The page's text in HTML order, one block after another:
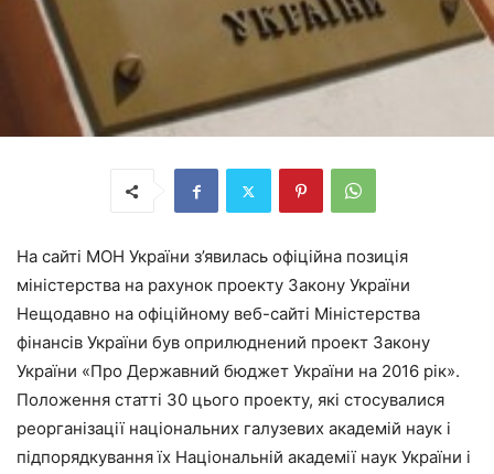
На сайті МОН України з’явилась офіційна позиція
міністерства на рахунок проекту Закону України
Нещодавно на офіційному веб-сайті Міністерства
фінансів України був оприлюднений проект Закону
України «Про Державний бюджет України на 2016 рік».
Положення статті 30 цього проекту, які стосувалися
реорганізації національних галузевих академій наук і
підпорядкування їх Національній академії наук України і